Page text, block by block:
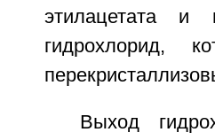
этилацетата и
гидрохлорид,
Выход